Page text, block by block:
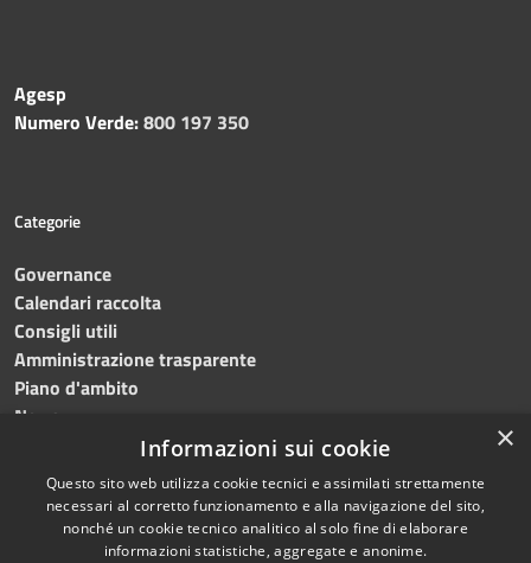
Agesp
Numero Verde:800 197 350
Categorie
Governance
Calendari raccolta
Consigli utili
Amministrazione trasparente
Piano d'ambito
News
×
Informazioni sui cookie
Questo sito web utilizza cookie tecnici e assimilati strettamente
necessari al corretto funzionamento e alla navigazione del sito,
nonché un cookie tecnico analitico al solo fine di elaborare
informazioni statistiche, aggregate e anonime.